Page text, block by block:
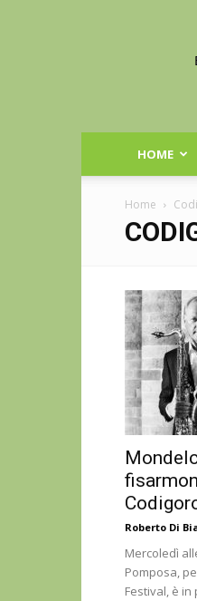
HOME
Home
Roberto Di
Mercoledì
Pomposa,
Festival, è